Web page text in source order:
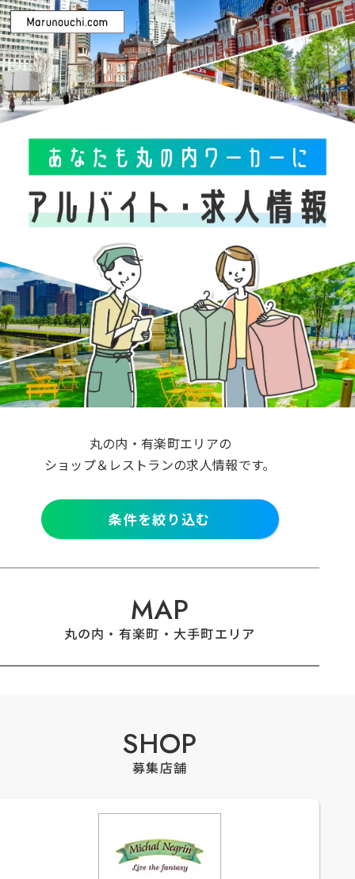
丸の内・有楽町エリアの
ショップ＆レストランの求人情報です。
条件を絞り込む
カテゴリを選択
ファッション・雑貨
グルメ＆フード
サービス・その他
雇用形態を選択
正社員 契約社員 パート・アルバイト
ビルを選択
すべて 丸ビル 新丸ビル
丸の内オアゾ
東京ビルTOKIA
丸の内ブリックスクエア
iiyo!!（イーヨ!!）
二重橋スクエア
丸の内テラス
TOKYO TORCH Terrace
その他ビル
クリア 検索
MAP
丸の内・有楽町・大手町エリア
SHOP
募集店舗